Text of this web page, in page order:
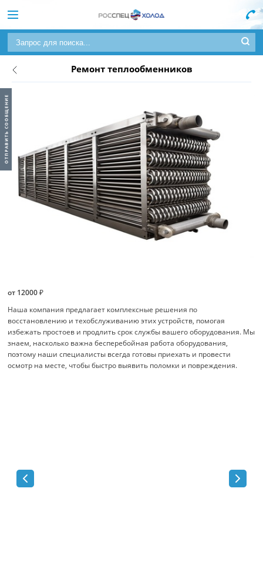
Ремонт теплообменников
от 12000 ₽
Наша компания предлагает комплексные решения по
восстановлению и техобслуживанию этих устройств, помогая
избежать простоев и продлить срок службы вашего оборудования. Мы
знаем, насколько важна бесперебойная работа оборудования,
поэтому наши специалисты всегда готовы приехать и провести
осмотр на месте, чтобы быстро выявить поломки и повреждения.